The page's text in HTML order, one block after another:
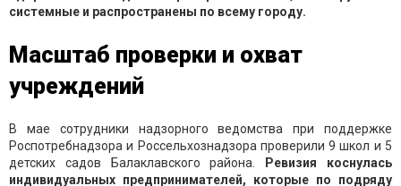
системные и распространены по всему городу.
Масштаб проверки и охват
учреждений
В мае сотрудники надзорного ведомства при поддержке
Роспотребнадзора и Россельхознадзора проверили 9 школ и 5
детских садов Балаклавского района.
Ревизия коснулась
индивидуальных предпринимателей, которые по подряду